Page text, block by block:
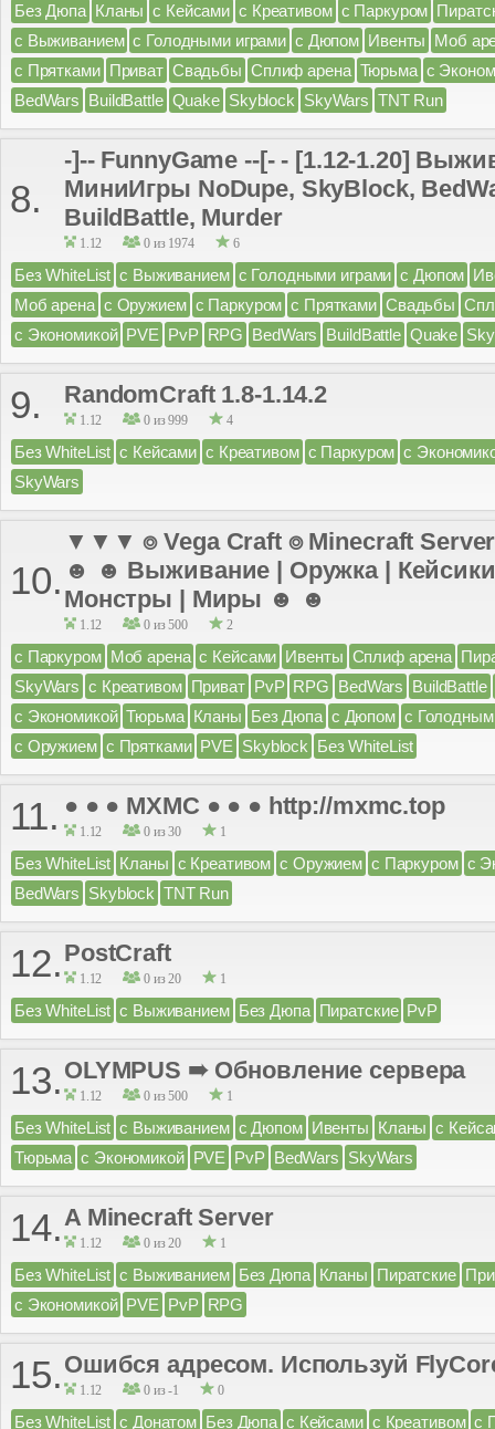
Без Дюпа Кланы с Кейсами с Креативом с Паркуром
с Выживанием с Голодными играми с Дюпом Ивенты Моб
с Прятками Приват Свадьбы Сплиф арена Тюрьма с
BedWars BuildBattle Quake Skyblock SkyWars TNT Run
8.
-]-- FunnyGame --[- - [1.12-1.20]
МиниИгры NoDupe, SkyBlock,
BuildBattle, Murder
1.12 0 из 1974 6
Без WhiteList с Выживанием с Голодными играми с Дюпом
Моб арена с Оружием с Паркуром с Прятками Свадьбы
с Экономикой PVE PvP RPG BedWars BuildBattle Quake
9. RandomCraft 1.8-1.14.2
1.12 0 из 999 4
Без WhiteList с Кейсами с Креативом с Паркуром с
SkyWars
10.
▼▼▼ ⌾ Vega Craft ⌾ Minecraft
☻ ☻ Выживание | Оружка |
Монстры | Миры ☻ ☻
1.12 0 из 500 2
с Паркуром Моб арена с Кейсами Ивенты Сплиф арена
SkyWars с Креативом Приват PvP RPG BedWars BuildBattle
с Экономикой Тюрьма Кланы Без Дюпа с Дюпом с
с Оружием с Прятками PVE Skyblock Без WhiteList
11. ● ● ● MXMC ● ● ● http://mxmc.top
1.12 0 из 30 1
Без WhiteList Кланы с Креативом с Оружием с Паркуром с
BedWars Skyblock TNT Run
12. PostCraft
1.12 0 из 20 1
Без WhiteList с Выживанием Без Дюпа Пиратские PvP
13. OLYMPUS ➠ Обновление сервера
1.12 0 из 500 1
Без WhiteList с Выживанием с Дюпом Ивенты Кланы с
Тюрьма с Экономикой PVE PvP BedWars SkyWars
14.A Minecraft Server
1.12 0 из 20 1
Без WhiteList с Выживанием Без Дюпа Кланы Пиратские
с Экономикой PVE PvP RPG
15. Ошибся адресом. Используй
1.12 0 из -1 0
Без WhiteList с Донатом Без Дюпа с Кейсами с Креативом с